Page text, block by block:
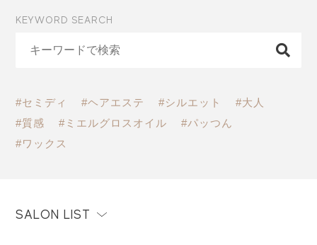
KEYWORD SEARCH
#セミディ #ヘアエステ #シルエット
#大人
#質感
#ミエルグロスオイル
#パッつん
#ワックス
SALON LIST